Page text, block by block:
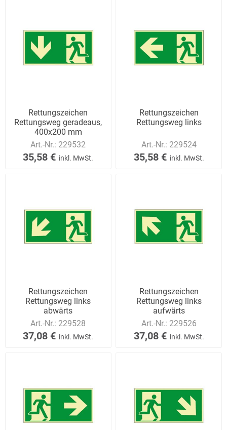
Rettungszeichen
Rettungsweg geradeaus,
400x200 mm
Art.-Nr.: 229532
35,58 € inkl. MwSt.
Rettungszeichen
Rettungsweg links
Art.-Nr.: 229524
35,58 € inkl. MwSt.
Rettungszeichen
Rettungsweg links
abwärts
Art.-Nr.: 229528
37,08 € inkl. MwSt.
Rettungszeichen
Rettungsweg links
aufwärts
Art.-Nr.: 229526
37,08 € inkl. MwSt.